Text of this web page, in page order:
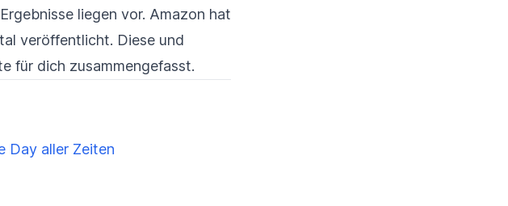
liegen vor. Amazon hat
veröffentlicht. Diese und
für dich zusammengefasst.
Day aller Zeiten